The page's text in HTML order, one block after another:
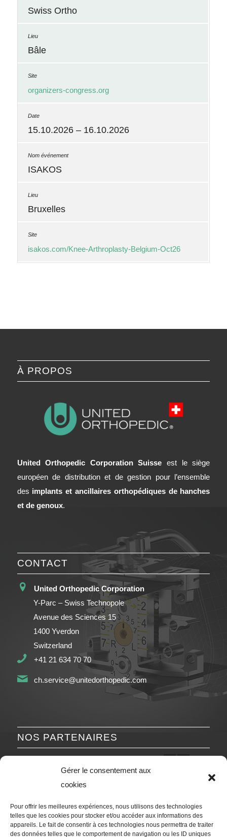
Gérer le consentement aux
cookies
Pour offrir les meilleures expériences, nous utilisons des technologies
telles que les cookies pour stocker et/ou accéder aux informations des
appareils. Le fait de consentir à ces technologies nous permettra de traiter
des données telles que le comportement de navigation ou les ID uniques
Swiss Ortho
Bâle
organizers-congress.org
15.10.2026 – 16.10.2026
ISAKOS
Bruxelles
isakos.com/Knee-Arthroplasty-Belgium-Oct26
À PROPOS
United Orthopedic Corporation Suisse est le siège
européen de distribution et de gestion pour l’ensemble
des implants et ancillaires orthopédiques de hanches
et de genoux.
CONTACT
United Orthopedic Corporation
Y-Parc – Swiss Technopole
Avenue des Sciences 15
1400 Yverdon
Switzerland
+41 21 634 70 70
ch.service@unitedorthopedic.com
NOS PARTENAIRES